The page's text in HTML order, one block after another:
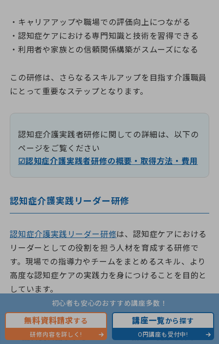
無料資料請求する 講座一覧から探す
初心者も安心のおすすめ講座多数！
無料資料請求する
研修内容を詳しく!
講座一覧から探す
0円講座も受付中!
キャリアアップや職場での評価向上につながる
認知症ケアにおける専門知識と技術を習得できる
利用者や家族との信頼関係構築がスムーズになる
この研修は、さらなるスキルアップを目指す介護職員
にとって重要なステップとなります。
認知症介護実践者研修に関しての詳細は、以下の
ページをご覧ください
☑認知症介護実践者研修の概要・取得方法・費用
認知症介護実践リーダー研修
認知症介護実践リーダー研修は、認知症ケアにおける
リーダーとしての役割を担う人材を育成する研修で
す。現場での指導力やチームをまとめるスキル、より
高度な認知症ケアの実践力を身につけることを目的と
しています。
受講対象者